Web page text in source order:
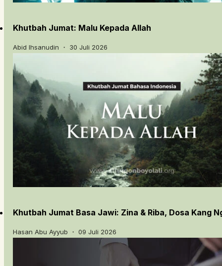
Khutbah Jumat: Malu Kepada Allah
Abid Ihsanudin ・ 30 Juli 2026
Khutbah Jumat Basa Jawi: Zina & Riba, Dosa Kang
Hasan Abu Ayyub ・ 09 Juli 2026